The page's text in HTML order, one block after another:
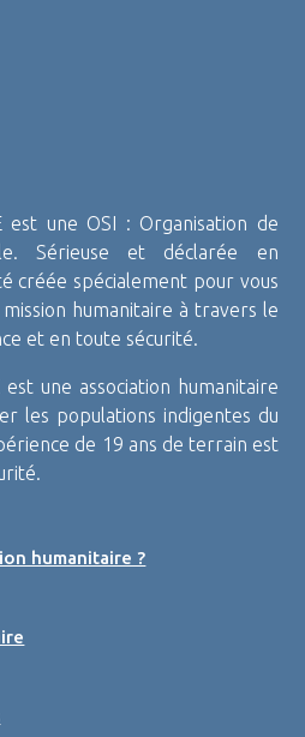
est une OSI : Organisation de
Sérieuse et déclarée en
créée spécialement pour vous
humanitaire à travers le
et en toute sécurité.
est une association humanitaire
les populations indigentes du
de 19 ans de terrain est
humanitaire ?